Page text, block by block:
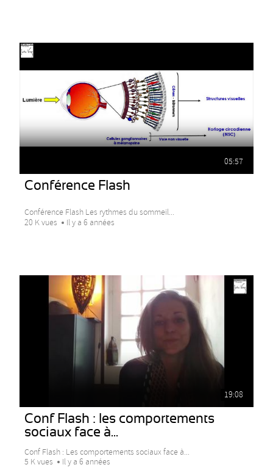
05:57
Conférence Flash
Conférence Flash Les rythmes du sommeil...
20 K vues
Il y a 6 années
19:08
Conf Flash : les comportements
sociaux face à...
Conf Flash : Les comportements sociaux face à...
5 K vues
Il y a 6 années